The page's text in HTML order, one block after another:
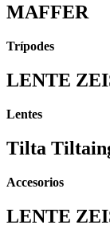
MAFFER
Trípodes
LENTE
Lentes
Tilta
Accesorios
LENTE